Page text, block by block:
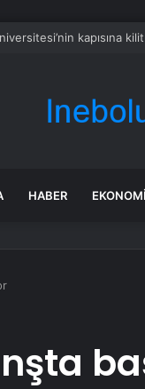
kapısına
HABER EKONOMI